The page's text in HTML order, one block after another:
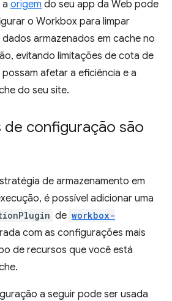
origem do seu app da Web pode
o Workbox para limpar
armazenados em cache no
evitando limitações de cota de
afetar a eficiência e a
do seu site.
de configuração são
de armazenamento em
é possível adicionar uma
de workbox-
com as configurações mais
de recursos que você está
a seguir pode ser usada